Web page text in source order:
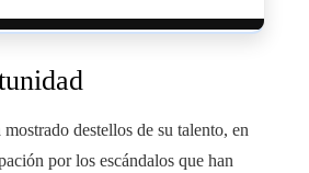
destellos de su talento, en
por los escándalos que han